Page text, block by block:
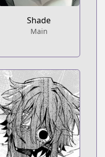
Shade
Main